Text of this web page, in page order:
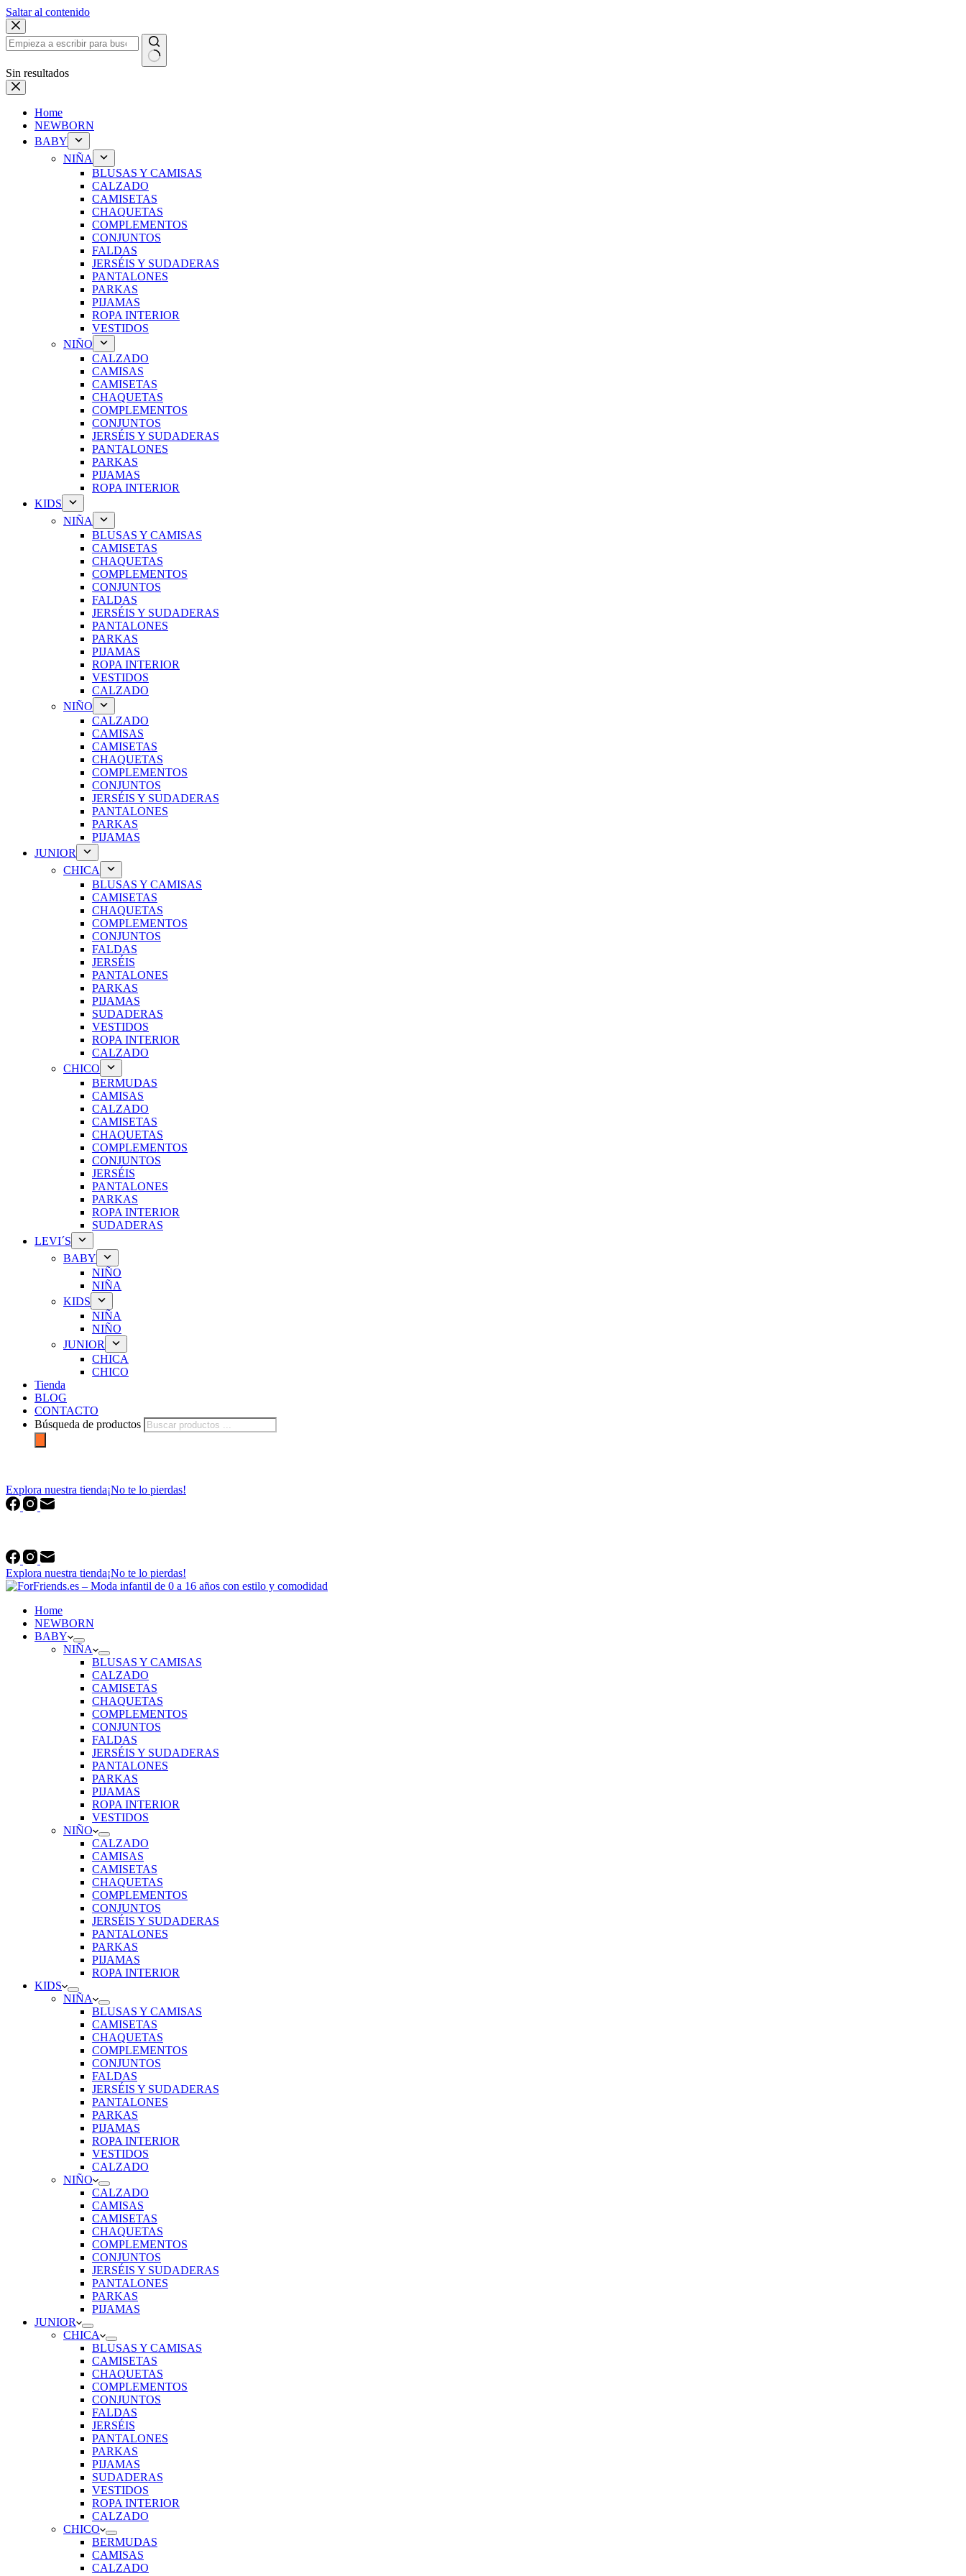
Saltar al contenido
Sin resultados
Home
NEWBORN
BABY
NIÑA
BLUSAS Y CAMISAS
CALZADO
CAMISETAS
CHAQUETAS
COMPLEMENTOS
CONJUNTOS
FALDAS
JERSÉIS Y SUDADERAS
PANTALONES
PARKAS
PIJAMAS
ROPA INTERIOR
VESTIDOS
NIÑO
CALZADO
CAMISAS
CAMISETAS
CHAQUETAS
COMPLEMENTOS
CONJUNTOS
JERSÉIS Y SUDADERAS
PANTALONES
PARKAS
PIJAMAS
ROPA INTERIOR
KIDS
NIÑA
BLUSAS Y CAMISAS
CAMISETAS
CHAQUETAS
COMPLEMENTOS
CONJUNTOS
FALDAS
JERSÉIS Y SUDADERAS
PANTALONES
PARKAS
PIJAMAS
ROPA INTERIOR
VESTIDOS
CALZADO
NIÑO
CALZADO
CAMISAS
CAMISETAS
CHAQUETAS
COMPLEMENTOS
CONJUNTOS
JERSÉIS Y SUDADERAS
PANTALONES
PARKAS
PIJAMAS
JUNIOR
CHICA
BLUSAS Y CAMISAS
CAMISETAS
CHAQUETAS
COMPLEMENTOS
CONJUNTOS
FALDAS
JERSÉIS
PANTALONES
PARKAS
PIJAMAS
SUDADERAS
VESTIDOS
ROPA INTERIOR
CALZADO
CHICO
BERMUDAS
CAMISAS
CALZADO
CAMISETAS
CHAQUETAS
COMPLEMENTOS
CONJUNTOS
JERSÉIS
PANTALONES
PARKAS
ROPA INTERIOR
SUDADERAS
LEVI´S
BABY
NIÑO
NIÑA
KIDS
NIÑA
NIÑO
JUNIOR
CHICA
CHICO
Tienda
BLOG
CONTACTO
Búsqueda de productos
Explora nuestra tienda¡No te lo pierdas!
Explora nuestra tienda¡No te lo pierdas!
Home
NEWBORN
BABY
NIÑA
BLUSAS Y CAMISAS
CALZADO
CAMISETAS
CHAQUETAS
COMPLEMENTOS
CONJUNTOS
FALDAS
JERSÉIS Y SUDADERAS
PANTALONES
PARKAS
PIJAMAS
ROPA INTERIOR
VESTIDOS
NIÑO
CALZADO
CAMISAS
CAMISETAS
CHAQUETAS
COMPLEMENTOS
CONJUNTOS
JERSÉIS Y SUDADERAS
PANTALONES
PARKAS
PIJAMAS
ROPA INTERIOR
KIDS
NIÑA
BLUSAS Y CAMISAS
CAMISETAS
CHAQUETAS
COMPLEMENTOS
CONJUNTOS
FALDAS
JERSÉIS Y SUDADERAS
PANTALONES
PARKAS
PIJAMAS
ROPA INTERIOR
VESTIDOS
CALZADO
NIÑO
CALZADO
CAMISAS
CAMISETAS
CHAQUETAS
COMPLEMENTOS
CONJUNTOS
JERSÉIS Y SUDADERAS
PANTALONES
PARKAS
PIJAMAS
JUNIOR
CHICA
BLUSAS Y CAMISAS
CAMISETAS
CHAQUETAS
COMPLEMENTOS
CONJUNTOS
FALDAS
JERSÉIS
PANTALONES
PARKAS
PIJAMAS
SUDADERAS
VESTIDOS
ROPA INTERIOR
CALZADO
CHICO
BERMUDAS
CAMISAS
CALZADO